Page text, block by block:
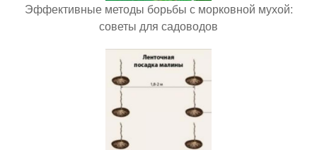
Эффективные методы борьбы с морковной мухой:
советы для садоводов